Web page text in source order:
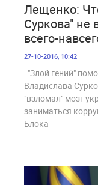
Лещенко:
Суркова" не
всего-
27-10-2016, 10:42
"Злой гений"
Владислава
"взломал" мозг
заниматься
Блока